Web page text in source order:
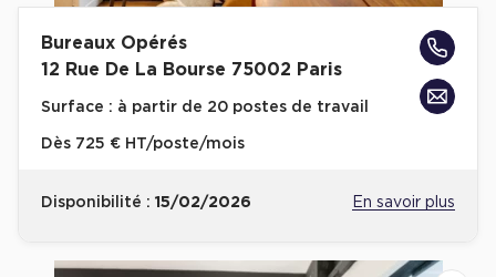
Bureaux Opérés
12 Rue De La Bourse 75002 Paris
Surface : à partir de 20 postes de travail
Dès 725 € HT/poste/mois
Disponibilité : 15/02/2026 En savoir plus